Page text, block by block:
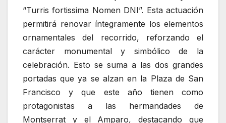
“Turris fortissima Nomen DNI”. Esta actuación
permitirá renovar íntegramente los elementos
ornamentales del recorrido, reforzando el
carácter monumental y simbólico de la
celebración. Esto se suma a las dos grandes
portadas que ya se alzan en la Plaza de San
Francisco y que este año tienen como
protagonistas a las hermandades de
Montserrat y el Amparo, destacando que